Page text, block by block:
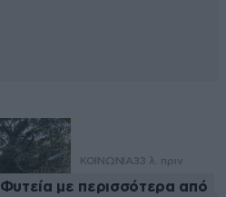
ΚΟΙΝΩΝΙΑ33 λ. πριν
Φυτεία με περισσότερα από